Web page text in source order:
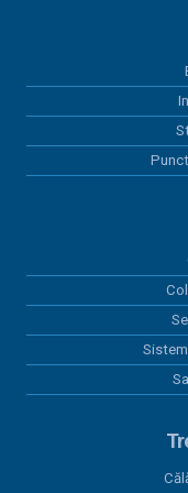
Inspectoratul
Giurgiu cedează
12 ianuarie 2026
Garda de Coastă
următoarele
Inspectoratul